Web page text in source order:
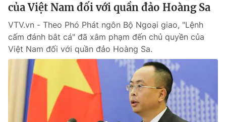
của Việt Nam đối với quần đảo Hoàng Sa
VTV.vn - Theo Phó Phát ngôn Bộ Ngoại giao, "Lệnh
cấm đánh bắt cá" đã xâm phạm đến chủ quyền của
Việt Nam đối với quần đảo Hoàng Sa.